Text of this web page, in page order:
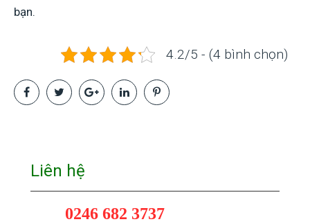
bạn.
4.2/5 - (4 bình chọn)
Liên hệ
0246 682 3737